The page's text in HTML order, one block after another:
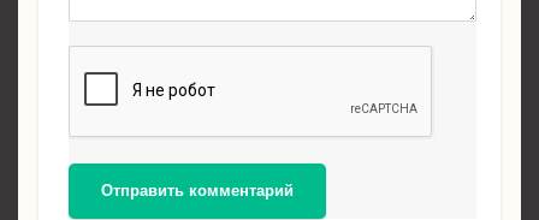
Отправить комментарий